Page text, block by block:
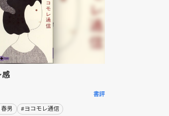
感
書評
男 #ヨコモレ通信